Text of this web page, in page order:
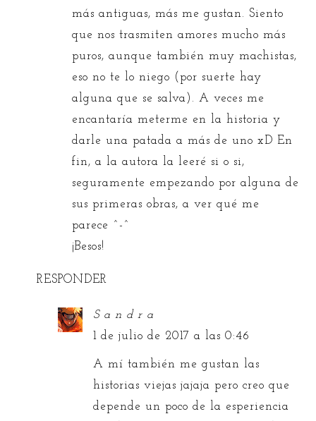
más antiguas, más me gustan. Siento
que nos trasmiten amores mucho más
puros, aunque también muy machistas,
eso no te lo niego (por suerte hay
alguna que se salva). A veces me
encantaría meterme en la historia y
darle una patada a más de uno xD En
fin, a la autora la leeré si o si,
seguramente empezando por alguna de
sus primeras obras, a ver qué me
parece ^-^
¡Besos!
RESPONDER
S a n d r a
1 de julio de 2017 a las 0:46
A mí también me gustan las
historias viejas jajaja pero creo que
depende un poco de la esperiencia